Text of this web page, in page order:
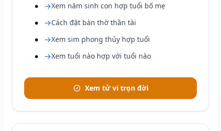
→Xem năm sinh con hợp tuổi bố mẹ
→Cách đặt bàn thờ thần tài
→Xem sim phong thủy hợp tuổi
→Xem tuổi nào hợp với tuổi nào
Xem tử vi trọn đời